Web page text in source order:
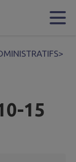
>
15